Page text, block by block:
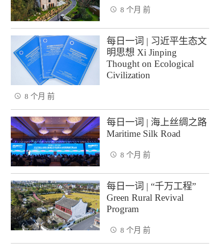
8 个月 前
每日一词 | 习近平生态文
明思想 Xi Jinping
Thought on Ecological
Civilization
8 个月 前
每日一词 | 海上丝绸之路
Maritime Silk Road
8 个月 前
每日一词 | “千万工程”
Green Rural Revival
Program
8 个月 前